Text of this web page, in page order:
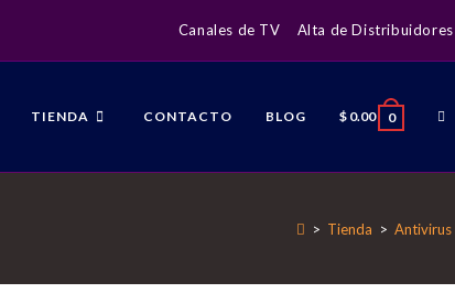
Canales de TV Alta de Distribuidores
TIENDA CONTACTO BLOG $ 0.00 0
> Tienda > Antivirus